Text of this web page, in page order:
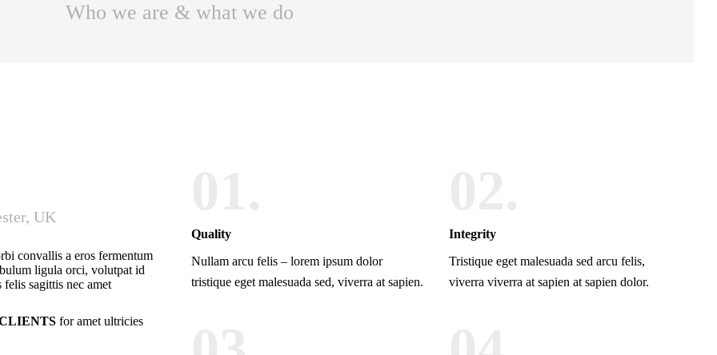
Who we are & what we do
UK
convallis a eros fermentum
ligula orci, volutpat id
sagittis nec amet
for amet ultricies
Quality
Nullam arcu felis – lorem ipsum dolor
tristique eget malesuada sed, viverra at sapien.
Integrity
Tristique eget malesuada sed arcu felis,
viverra viverra at sapien at sapien dolor.